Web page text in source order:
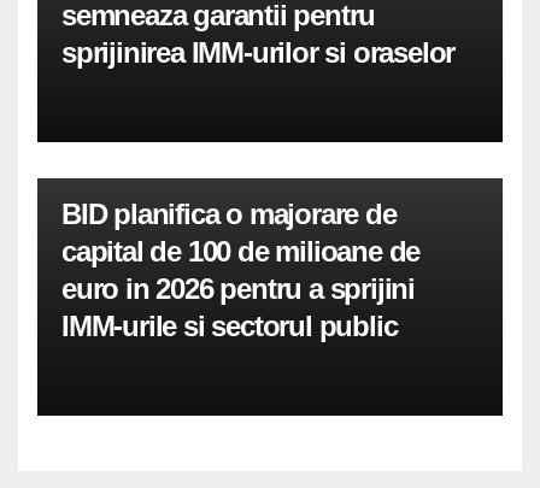
semneaza garantii pentru
sprijinirea IMM-urilor si oraselor
BID planifica o majorare de
capital de 100 de milioane de
euro in 2026 pentru a sprijini
IMM-urile si sectorul public